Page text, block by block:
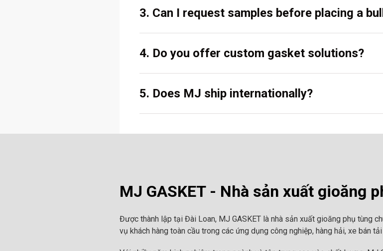
3. Can I request samples before placing a
4. Do you offer custom gasket solutions?
5. Does MJ ship internationally?
MJ GASKET - Nhà sản xuất gioăng
Được thành lập tại Đài Loan, MJ GASKET là nhà sản xuất gioăng phụ tùng
vụ khách hàng toàn cầu trong các ứng dụng công nghiệp, hàng hải, xe bán